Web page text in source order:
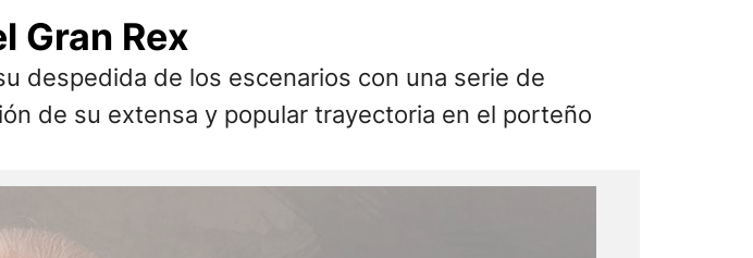
Gran Rex
despedida de los escenarios con una serie de
de su extensa y popular trayectoria en el porteño